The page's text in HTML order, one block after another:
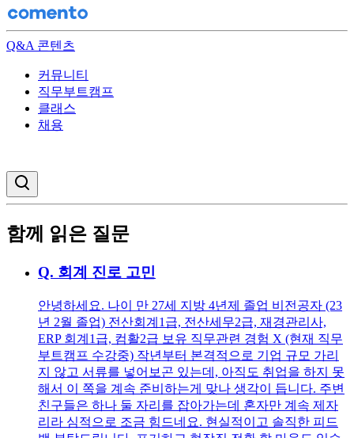
Q&A 콘텐츠
커뮤니티
직무부트캠프
클래스
채용
함께 읽은 질문
Q. 회계 진로 고민
안녕하세요. 나이 만 27세 지방 4년제 졸업 비전공자 (23
년 2월 졸업) 전산회계1급, 전산세무2급, 재경관리사,
ERP 회계1급, 컴활2급 보유 직무관련 경험 X (현재 직무
부트캠프 수강중) 작년부터 본격적으로 기업 규모 가리
지 않고 서류를 넣어보곤 있는데, 아직도 취업을 하지 못
해서 이 쪽을 계속 준비하는게 맞나 생각이 듭니다. 주변
친구들은 하나 둘 자리를 잡아가는데 혼자만 계속 제자
리라 심적으로 조금 힘드네요. 현실적이고 솔직한 피드